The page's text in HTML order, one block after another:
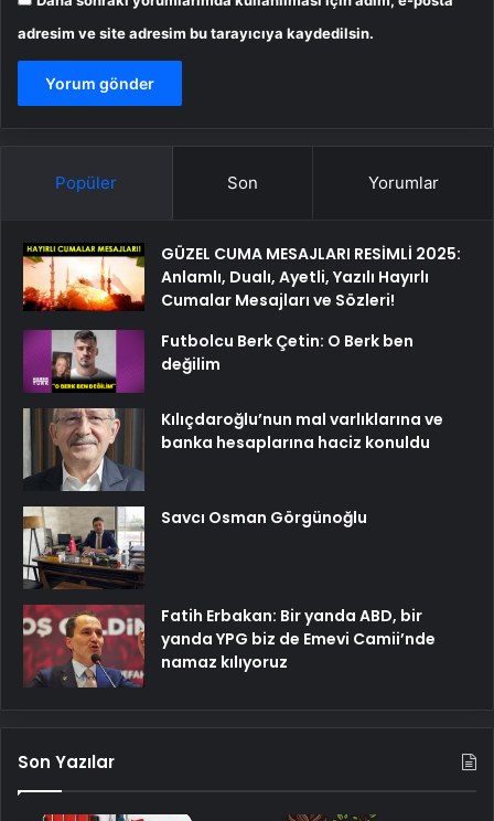
adresim ve site adresim bu tarayıcıya kaydedilsin.
Popüler Son Yorumlar
GÜZEL CUMA MESAJLARI RESİMLİ 2025:
Anlamlı, Dualı, Ayetli, Yazılı Hayırlı
Cumalar Mesajları ve Sözleri!
Futbolcu Berk Çetin: O Berk ben
değilim
Kılıçdaroğlu’nun mal varlıklarına ve
banka hesaplarına haciz konuldu
Savcı Osman Görgünoğlu
Fatih Erbakan: Bir yanda ABD, bir
yanda YPG biz de Emevi Camii’nde
namaz kılıyoruz
Son Yazılar